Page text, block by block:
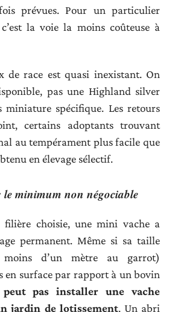
prévues. Pour un particulier
la voie la moins coûteuse à
de race est quasi inexistant. On
pas une Highland silver
spécifique. Les retours
certains adoptants trouvant
au tempérament plus facile que
en élevage sélectif.
minimum non négociable
choisie, une mini vache a
permanent. Même si sa taille
moins d’un mètre au garrot)
en surface par rapport à un bovin
pas installer une vache
jardin de lotissement. Un abri